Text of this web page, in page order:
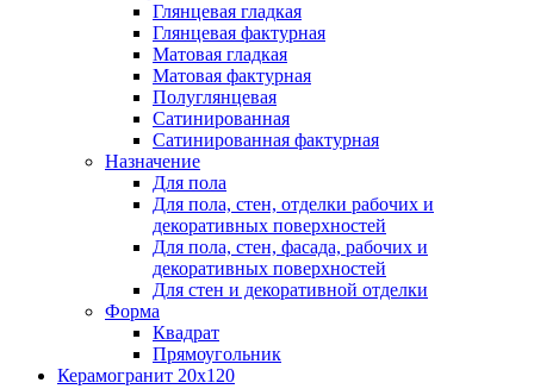
Глянцевая гладкая
Глянцевая фактурная
Матовая гладкая
Матовая фактурная
Полуглянцевая
Сатинированная
Сатинированная фактурная
Назначение
Для пола
Для пола, стен, отделки рабочих и
декоративных поверхностей
Для пола, стен, фасада, рабочих и
декоративных поверхностей
Для стен и декоративной отделки
Форма
Квадрат
Прямоугольник
Керамогранит 20х120